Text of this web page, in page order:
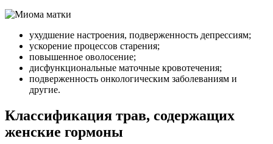
ухудшение настроения, подверженность депрессиям;
ускорение процессов старения;
повышенное оволосение;
дисфункциональные маточные кровотечения;
подверженность онкологическим заболеваниям и
другие.
Классификация трав, содержащих
женские гормоны